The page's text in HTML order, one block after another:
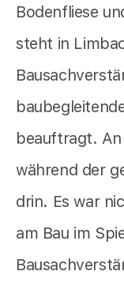
Bodenfliese
steht in
beauftragt. An
während der
drin. Es war
am Bau im